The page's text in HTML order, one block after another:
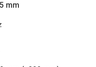
mm